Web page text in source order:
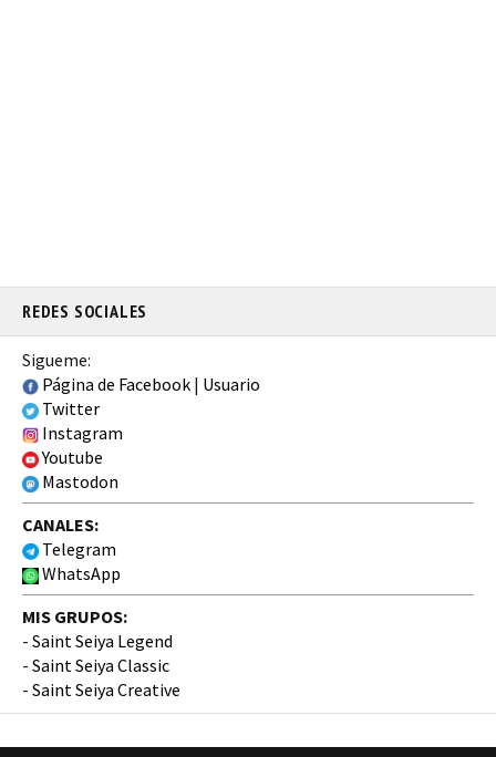
REDES SOCIALES
Sigueme:
Página de Facebook | Usuario
Twitter
Instagram
Youtube
Mastodon
CANALES:
Telegram
WhatsApp
MIS GRUPOS:
- Saint Seiya Legend
- Saint Seiya Classic
- Saint Seiya Creative